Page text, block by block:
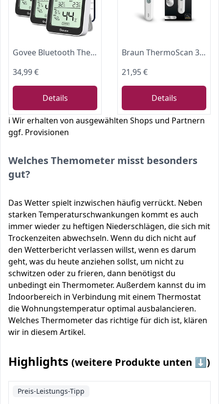
Govee Bluetooth Thermometer Hygrometer Innen, Digitale Thermometer 3 Stück
34,99 €
Details
Braun ThermoScan 3 Ohrthermometer | Schnelle 1-Sekunden-Messung | Akustische Fieberanzeige | Digitaldisplay | Baby- und kleinkindfreundlich | Die #1 Marke bei Ärzten(1) | IRT3030
21,95 €
Details
ℹ️ Wir erhalten von ausgewählten Shops und Partnern
ggf. Provisionen
Welches Themometer misst besonders
gut?
Das Wetter spielt inzwischen häufig verrückt. Neben
starken Temperaturschwankungen kommt es auch
immer wieder zu heftigen Niederschlägen, die sich mit
Trockenzeiten abwechseln. Wenn du dich nicht auf
den Wetterbericht verlassen willst, wenn es darum
geht, was du heute anziehen sollst, um nicht zu
schwitzen oder zu frieren, dann benötigst du
unbedingt ein Thermometer. Außerdem kannst du im
Indoorbereich in Verbindung mit einem Thermostat
die Wohnungstemperatur optimal ausbalancieren.
Welches Thermometer das richtige für dich ist, klären
wir in diesem Artikel.
Highlights (weitere Produkte unten ⬇️)
Preis-Leistungs-Tipp